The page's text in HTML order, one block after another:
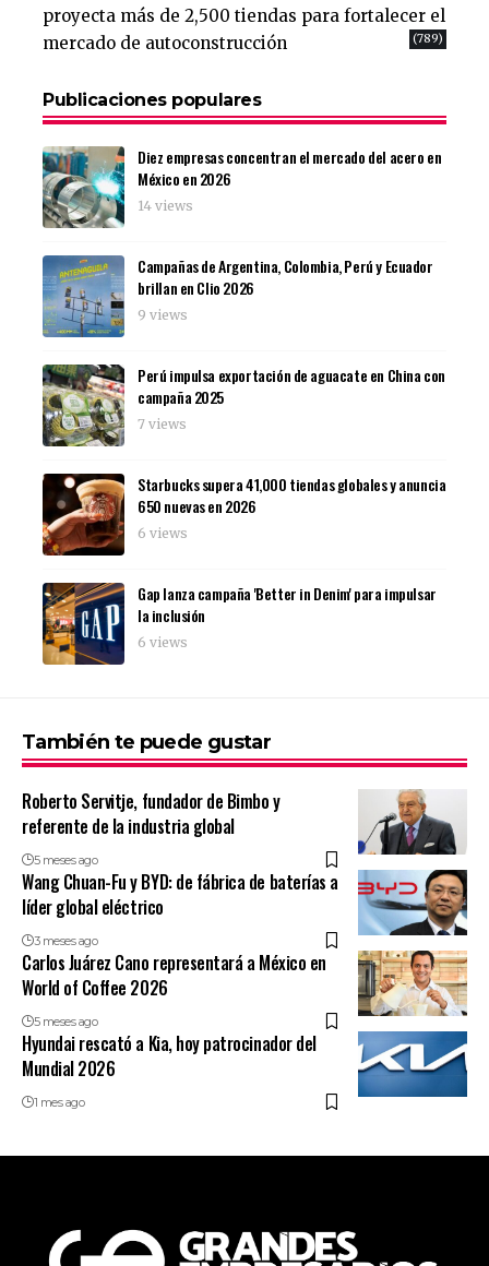
proyecta más de 2,500 tiendas para fortalecer el
mercado de autoconstrucción
(789)
Publicaciones populares
Diez empresas concentran el mercado del acero en
México en 2026
14 views
Campañas de Argentina, Colombia, Perú y Ecuador
brillan en Clio 2026
9 views
Perú impulsa exportación de aguacate en China con
campaña 2025
7 views
Starbucks supera 41,000 tiendas globales y anuncia
650 nuevas en 2026
6 views
Gap lanza campaña 'Better in Denim' para impulsar
la inclusión
6 views
También te puede gustar
Roberto Servitje, fundador de Bimbo y
referente de la industria global
5 meses ago
Wang Chuan-Fu y BYD: de fábrica de baterías a
líder global eléctrico
3 meses ago
Carlos Juárez Cano representará a México en
World of Coffee 2026
5 meses ago
Hyundai rescató a Kia, hoy patrocinador del
Mundial 2026
1 mes ago